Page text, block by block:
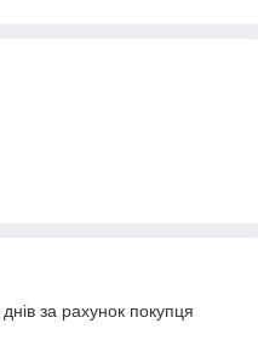
за рахунок покупця